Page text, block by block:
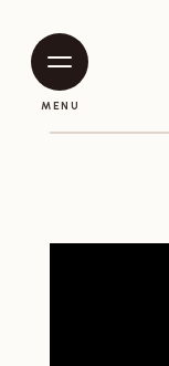
MENU